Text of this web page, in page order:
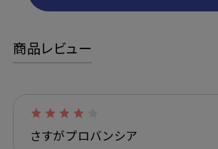
商品レビュー
さすがプロバンシア